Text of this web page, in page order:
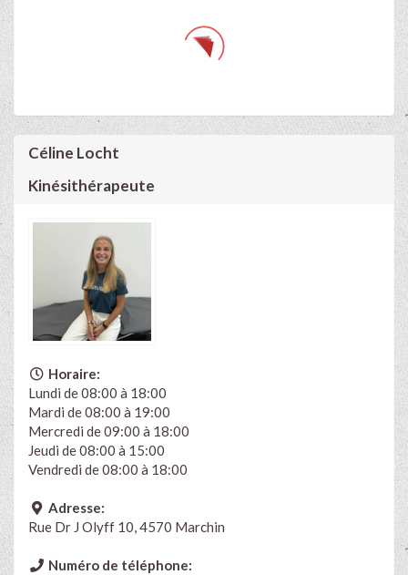
Céline Locht
Kinésithérapeute
Horaire:
Lundi de 08:00 à 18:00
Mardi de 08:00 à 19:00
Mercredi de 09:00 à 18:00
Jeudi de 08:00 à 15:00
Vendredi de 08:00 à 18:00
Adresse:
Rue Dr J Olyff 10, 4570 Marchin
Numéro de téléphone: